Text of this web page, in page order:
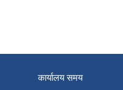
कार्यालय समय